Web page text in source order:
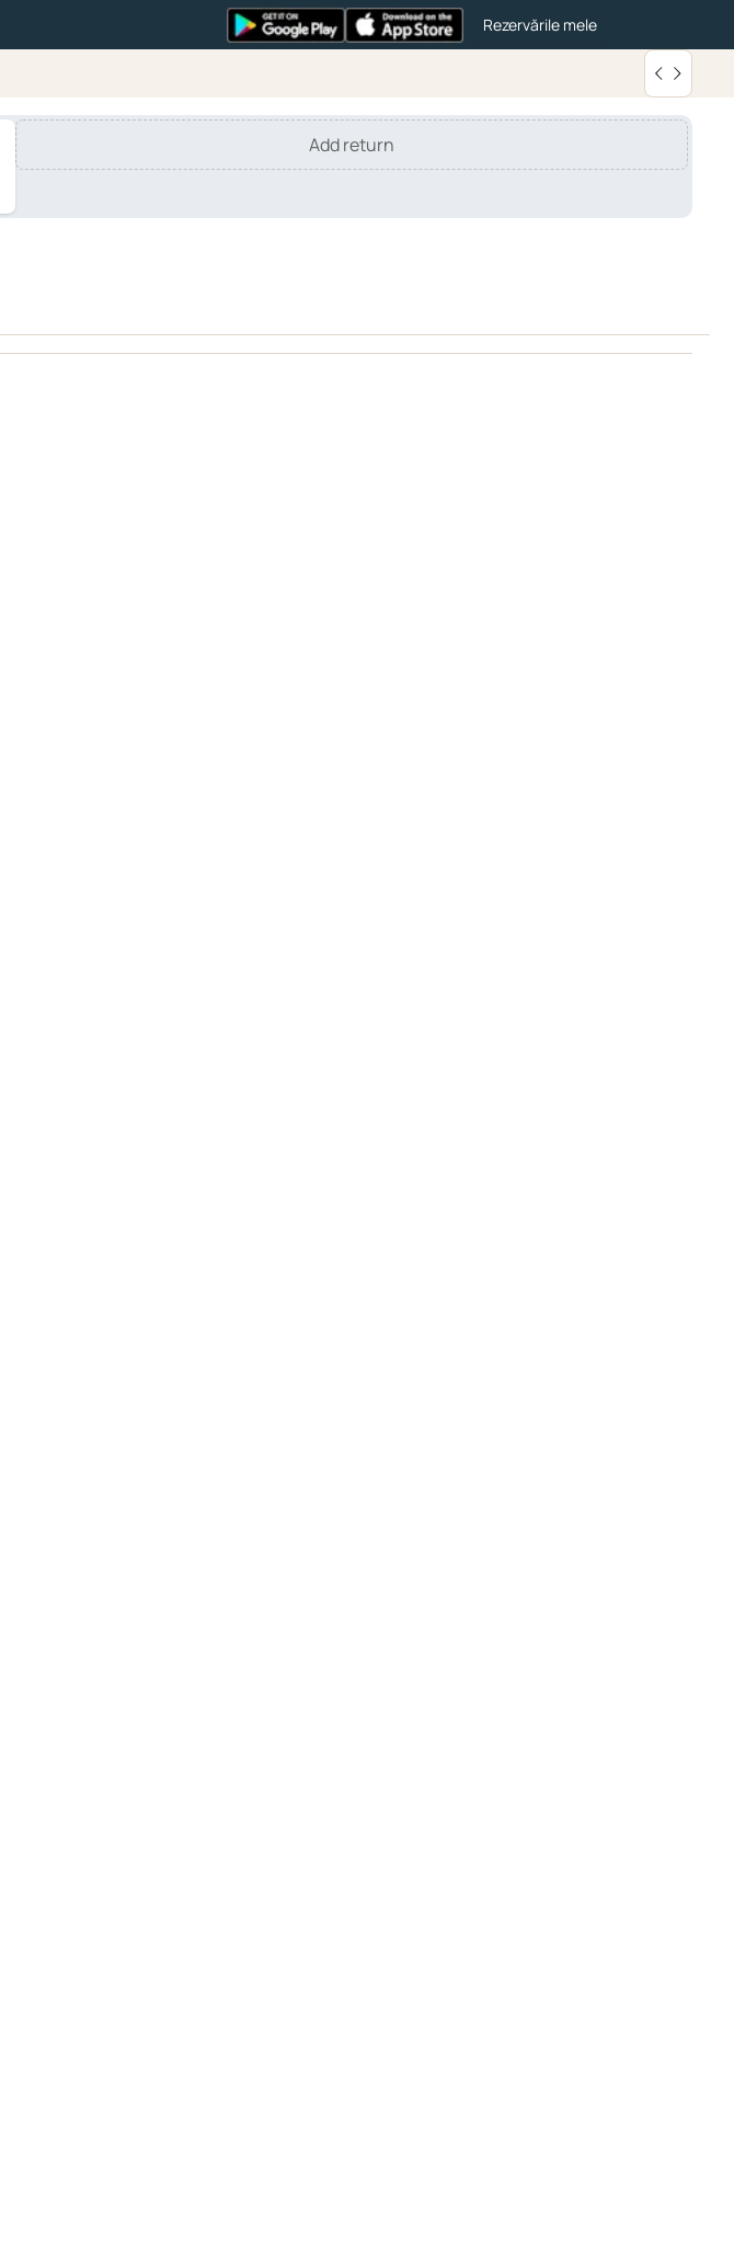
Rezervările mele
Add return